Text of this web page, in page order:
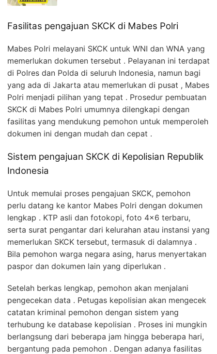
Fasilitas pengajuan SKCK di Mabes Polri
Mabes Polri melayani SKCK untuk WNI dan WNA yang
memerlukan dokumen tersebut . Pelayanan ini terdapat
di Polres dan Polda di seluruh Indonesia, namun bagi
yang ada di Jakarta atau memerlukan di pusat , Mabes
Polri menjadi pilihan yang tepat . Prosedur pembuatan
SKCK di Mabes Polri umumnya dilengkapi dengan
fasilitas yang mendukung pemohon untuk memperoleh
dokumen ini dengan mudah dan cepat .
Sistem pengajuan SKCK di Kepolisian Republik
Indonesia
Untuk memulai proses pengajuan SKCK, pemohon
perlu datang ke kantor Mabes Polri dengan dokumen
lengkap . KTP asli dan fotokopi, foto 4×6 terbaru,
serta surat pengantar dari kelurahan atau instansi yang
memerlukan SKCK tersebut, termasuk di dalamnya .
Bila pemohon warga negara asing, harus menyertakan
paspor dan dokumen lain yang diperlukan .
Setelah berkas lengkap, pemohon akan menjalani
pengecekan data . Petugas kepolisian akan mengecek
catatan kriminal pemohon dengan sistem yang
terhubung ke database kepolisian . Proses ini mungkin
berlangsung dari beberapa jam hingga beberapa hari,
bergantung pada pemohon . Dengan adanya fasilitas